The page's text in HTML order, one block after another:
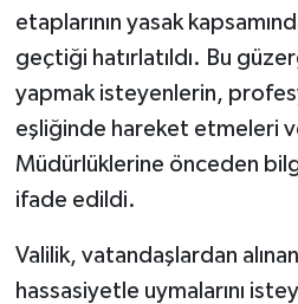
etaplarının yasak
geçtiği hatırlatıldı. Bu
yapmak isteyenlerin,
eşliğinde hareket etmeleri
Müdürlüklerine önceden
ifade edildi.
Valilik, vatandaşlardan
hassasiyetle uymalarını